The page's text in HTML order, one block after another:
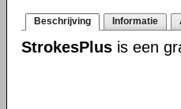
Beschrijving Informatie
StrokesPlus is een